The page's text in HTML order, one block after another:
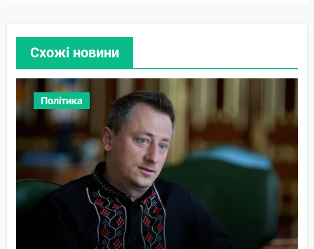
Схожі новини
Політика